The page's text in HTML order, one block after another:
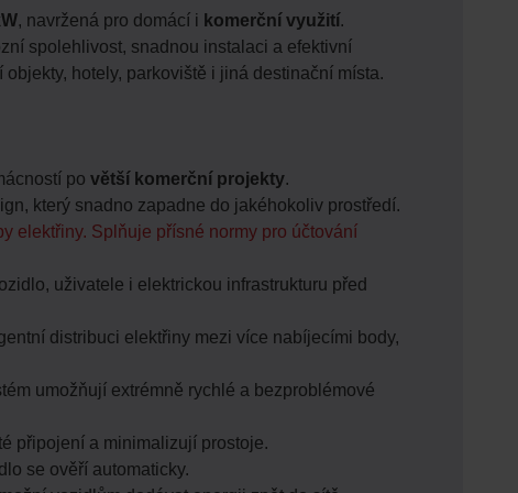
, navržená pro domácí i komerční využití.
spolehlivost, snadnou instalaci a efektivní
hotely, parkoviště i jiná destinační místa.
po větší komerční projekty.
který snadno zapadne do jakéhokoliv prostředí.
elektřiny. Splňuje přísné normy pro účtování
uživatele i elektrickou infrastrukturu před
distribuci elektřiny mezi více nabíjecími body,
umožňují extrémně rychlé a bezproblémové
připojení a minimalizují prostoje.
se ověří automaticky.